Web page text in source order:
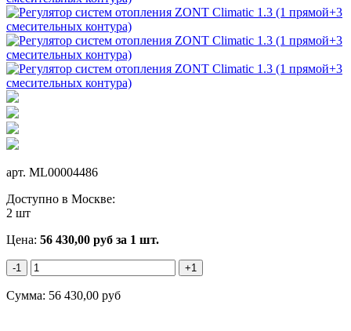
арт. ML00004486
Доступно в Москве:
2 шт
Цена: 56 430,00 руб за 1 шт.
-1 +1
Сумма: 56 430,00 руб